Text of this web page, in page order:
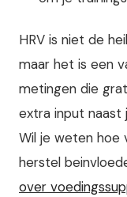
HRV is niet de
maar het is een
metingen die
extra input naast
Wil je weten hoe
herstel
over